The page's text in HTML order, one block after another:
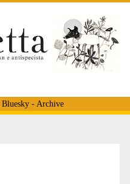
Bluesky- Archive